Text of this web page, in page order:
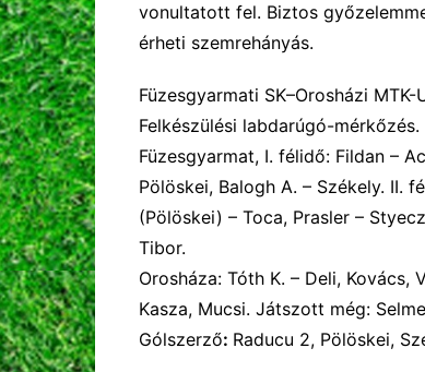
vonultatott fel. Biztos
érheti szemrehányás.
Füzesgyarmati SK–Orosházi MTK-
Felkészülési labdarúgó-
Füzesgyarmat, I. félidő: Fildan –
Pölöskei, Balogh A. – Székely. II.
(Pölöskei) – Toca, Prasler –
Tibor.
Orosháza: Tóth K. – Deli, Kovács,
Kasza, Mucsi. Játszott még:
Gólszerző: Raducu 2, Pölöskei,